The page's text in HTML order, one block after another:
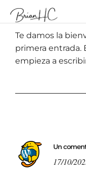
Te damos la
primera entrada.
empieza a
Un
17/10/